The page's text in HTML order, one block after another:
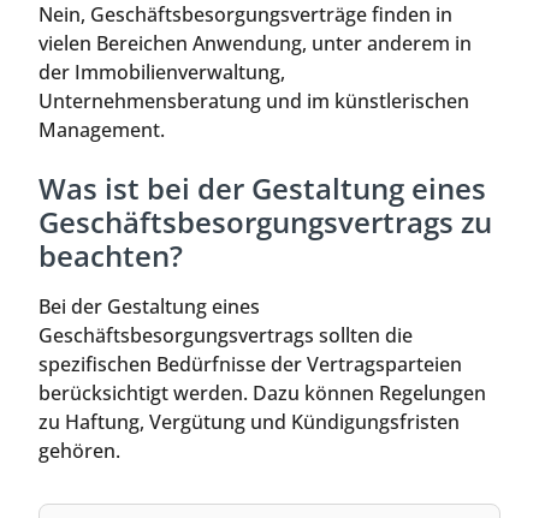
Nein, Geschäftsbesorgungsverträge finden in
vielen Bereichen Anwendung, unter anderem in
der Immobilienverwaltung,
Unternehmensberatung und im künstlerischen
Management.
Was ist bei der Gestaltung eines
Geschäftsbesorgungsvertrags zu
beachten?
Bei der Gestaltung eines
Geschäftsbesorgungsvertrags sollten die
spezifischen Bedürfnisse der Vertragsparteien
berücksichtigt werden. Dazu können Regelungen
zu Haftung, Vergütung und Kündigungsfristen
gehören.